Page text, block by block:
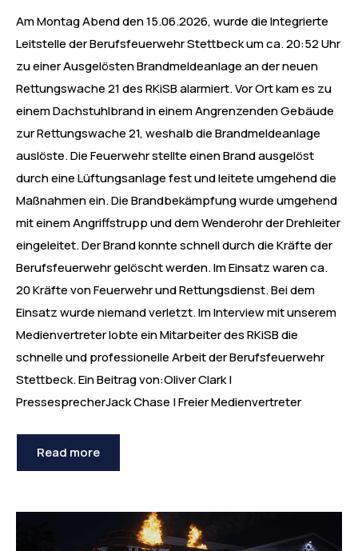
Am Montag Abend den 15.06.2026, wurde die Integrierte
Leitstelle der Berufsfeuerwehr Stettbeck um ca. 20:52 Uhr
zu einer Ausgelösten Brandmeldeanlage an der neuen
Rettungswache 21 des RKiSB alarmiert. Vor Ort kam es zu
einem Dachstuhlbrand in einem Angrenzenden Gebäude
zur Rettungswache 21, weshalb die Brandmeldeanlage
auslöste. Die Feuerwehr stellte einen Brand ausgelöst
durch eine Lüftungsanlage fest und leitete umgehend die
Maßnahmen ein. Die Brandbekämpfung wurde umgehend
mit einem Angriffstrupp und dem Wenderohr der Drehleiter
eingeleitet. Der Brand konnte schnell durch die Kräfte der
Berufsfeuerwehr gelöscht werden. Im Einsatz waren ca.
20 Kräfte von Feuerwehr und Rettungsdienst. Bei dem
Einsatz wurde niemand verletzt. Im Interview mit unserem
Medienvertreter lobte ein Mitarbeiter des RKiSB die
schnelle und professionelle Arbeit der Berufsfeuerwehr
Stettbeck. Ein Beitrag von:Oliver Clark |
PressesprecherJack Chase | Freier Medienvertreter
Read more